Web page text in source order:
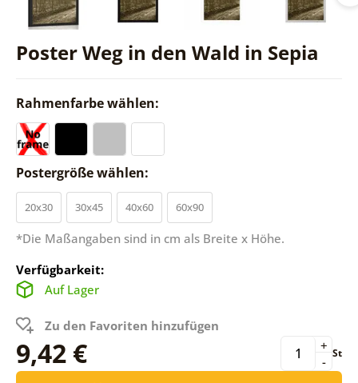
Poster Weg in den Wald in Sepia
Rahmenfarbe wählen:
Postergröße wählen:
20x30 30x45 40x60 60x90
*Die Maßangaben sind in cm als Breite x Höhe.
Verfügbarkeit:
Auf Lager
Zu den Favoriten hinzufügen
9,42 € -
+ St